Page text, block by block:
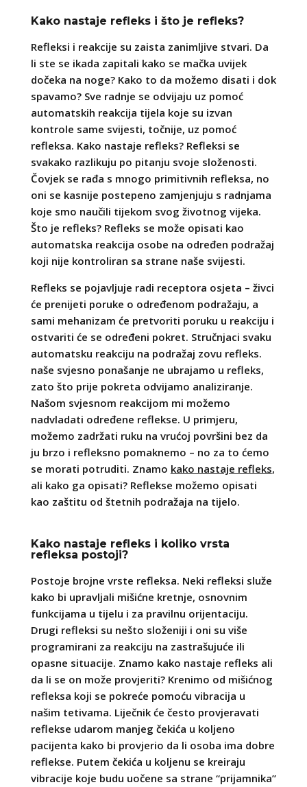
Kako nastaje refleks i što je refleks?
Refleksi i reakcije su zaista zanimljive stvari. Da
li ste se ikada zapitali kako se mačka uvijek
dočeka na noge? Kako to da možemo disati i dok
spavamo? Sve radnje se odvijaju uz pomoć
automatskih reakcija tijela koje su izvan
kontrole same svijesti, točnije, uz pomoć
refleksa. Kako nastaje refleks? Refleksi se
svakako razlikuju po pitanju svoje složenosti.
Čovjek se rađa s mnogo primitivnih refleksa, no
oni se kasnije postepeno zamjenjuju s radnjama
koje smo naučili tijekom svog životnog vijeka.
Što je refleks? Refleks se može opisati kao
automatska reakcija osobe na određen podražaj
koji nije kontroliran sa strane naše svijesti.
Refleks se pojavljuje radi receptora osjeta – živci
će prenijeti poruke o određenom podražaju, a
sami mehanizam će pretvoriti poruku u reakciju i
ostvariti će se određeni pokret. Stručnjaci svaku
automatsku reakciju na podražaj zovu refleks.
naše svjesno ponašanje ne ubrajamo u refleks,
zato što prije pokreta odvijamo analiziranje.
Našom svjesnom reakcijom mi možemo
nadvladati određene reflekse. U primjeru,
možemo zadržati ruku na vrućoj površini bez da
ju brzo i refleksno pomaknemo – no za to ćemo
se morati potruditi. Znamo kako nastaje refleks,
ali kako ga opisati? Reflekse možemo opisati
kao zaštitu od štetnih podražaja na tijelo.
Kako nastaje refleks i koliko vrsta
refleksa postoji?
Postoje brojne vrste refleksa. Neki refleksi služe
kako bi upravljali mišićne kretnje, osnovnim
funkcijama u tijelu i za pravilnu orijentaciju.
Drugi refleksi su nešto složeniji i oni su više
programirani za reakciju na zastrašujuće ili
opasne situacije. Znamo kako nastaje refleks ali
da li se on može provjeriti? Krenimo od mišićnog
refleksa koji se pokreće pomoću vibracija u
našim tetivama. Liječnik će često provjeravati
reflekse udarom manjeg čekića u koljeno
pacijenta kako bi provjerio da li osoba ima dobre
reflekse. Putem čekića u koljenu se kreiraju
vibracije koje budu uočene sa strane “prijamnika”